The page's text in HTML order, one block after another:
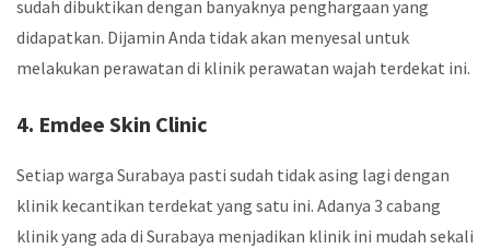
sudah dibuktikan dengan banyaknya penghargaan yang
didapatkan. Dijamin Anda tidak akan menyesal untuk
melakukan perawatan di klinik perawatan wajah terdekat ini.
4. Emdee Skin Clinic
Setiap warga Surabaya pasti sudah tidak asing lagi dengan
klinik kecantikan terdekat yang satu ini. Adanya 3 cabang
klinik yang ada di Surabaya menjadikan klinik ini mudah sekali